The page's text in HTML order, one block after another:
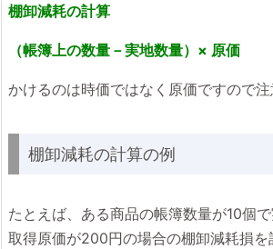
棚卸減耗の計算
（帳簿上の数量－実地数量）× 原価
かけるのは時価ではなく原価ですので注
棚卸減耗の計算の例
たとえば、ある商品の帳簿数量が10個で
取得原価が200円の場合の棚卸減耗損を